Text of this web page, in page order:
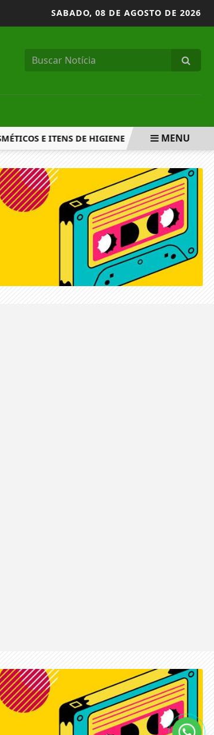
SABADO, 08 DE AGOSTO DE 2026
E ITENS DE HIGIENE ENEM 2026 TEM
MENU